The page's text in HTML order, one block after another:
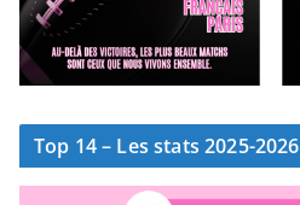
Top 14 – Les stats 2025-2026